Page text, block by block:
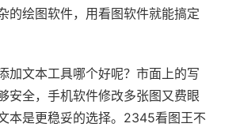
的绘图软件，用看图软件就能搞定
加文本工具哪个好呢？市面上的写
安全，手机软件修改多张图又费眼
本是更稳妥的选择。2345看图王不